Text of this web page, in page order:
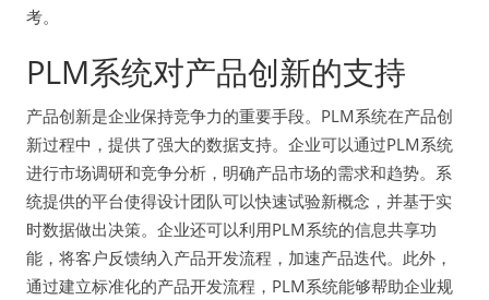
考。
PLM系统对产品创新的支持
产品创新是企业保持竞争力的重要手段。PLM系统在产品创
新过程中，提供了强大的数据支持。企业可以通过PLM系统
进行市场调研和竞争分析，明确产品市场的需求和趋势。系
统提供的平台使得设计团队可以快速试验新概念，并基于实
时数据做出决策。企业还可以利用PLM系统的信息共享功
能，将客户反馈纳入产品开发流程，加速产品迭代。此外，
通过建立标准化的产品开发流程，PLM系统能够帮助企业规